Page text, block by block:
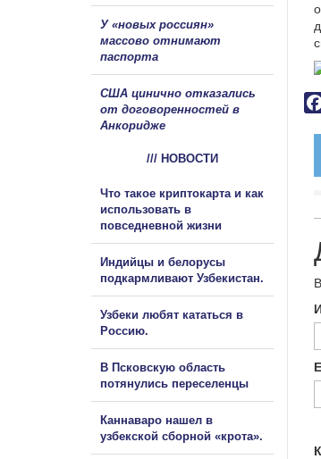
У «новых россиян»
массово отнимают
паспорта
США цинично отказались
от договоренностей в
Анкоридже
/// НОВОСТИ
Что такое криптокарта и как
использовать в
повседневной жизни
Индийцы и белорусы
подкармливают Узбекистан.
Узбеки любят кататься в
Россию.
В Псковскую область
потянулись переселенцы
Каннаваро нашел в
узбекской сборной «крота».